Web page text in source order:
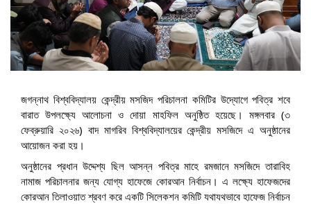
জগন্নাথ বিশ্ববিদ্যালয় কেন্দ্রীয় মসজিদ পরিচালনা কমিটির উদ্যোগে পবিত্র শবে
বারাত উপলক্ষ্যে আলোচনা ও দোয়া মাহফিল অনুষ্ঠিত হয়েছে। মঙ্গলবার (৩
ফেব্রুয়ারি ২০২৬) বাদ মাগরিব বিশ্ববিদ্যালয়ের কেন্দ্রীয় মসজিদে এ অনুষ্ঠানের
আয়োজন করা হয়।
অনুষ্ঠানের প্রধান উদ্দেশ্য ছিল আসন্ন পবিত্র মাহে রমজানে মসজিদে তারাবিহ
নামাজ পরিচালনার জন্য যোগ্য হাফেজে কোরআন নির্বাচন। এ লক্ষ্যে হাফেজদের
কোরআন তিলাওয়াত শ্রবণ করে একটি সিলেকশন কমিটি যথাযথভাবে হাফেজ নির্বাচন